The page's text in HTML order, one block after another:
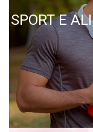
SPORT E